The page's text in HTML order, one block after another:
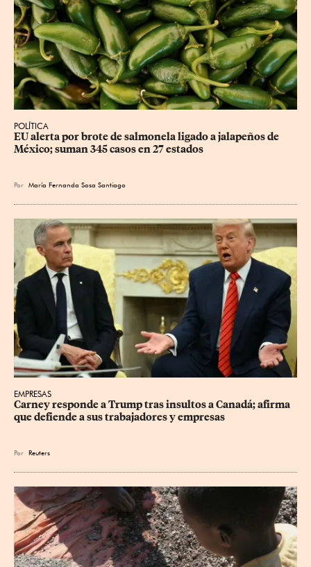
POLÍTICA
EU alerta por brote de salmonela ligado a jalapeños de
México; suman 345 casos en 27 estados
Por María Fernanda Sosa Santiago
EMPRESAS
Carney responde a Trump tras insultos a Canadá; afirma
que defiende a sus trabajadores y empresas
Por Reuters